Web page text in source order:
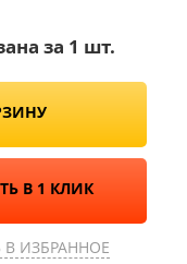
за 1 шт.
В 1 КЛИК
ИЗБРАННОЕ